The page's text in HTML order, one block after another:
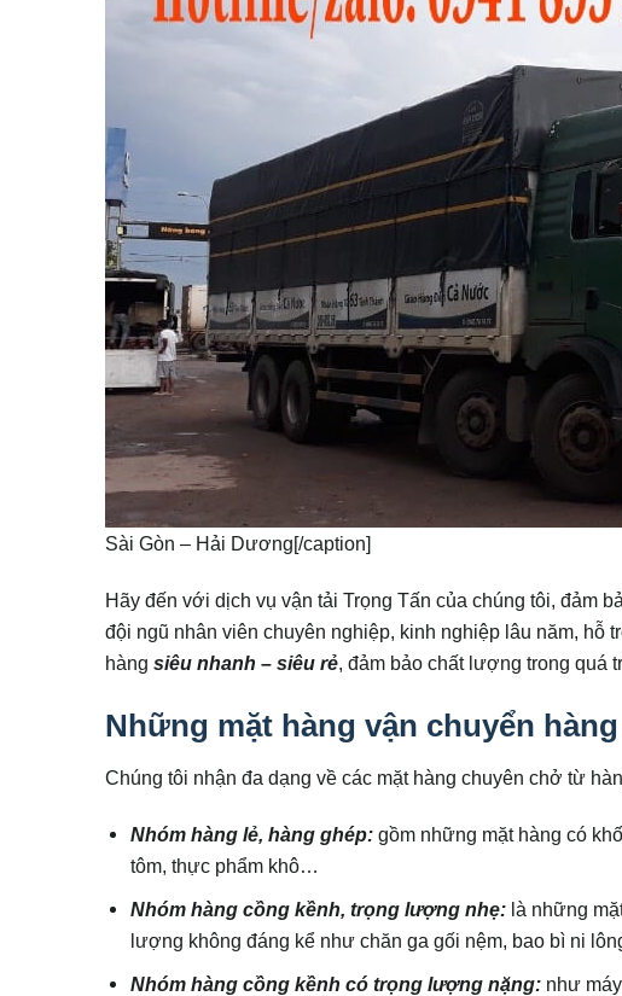
Sài Gòn – Hải Dương[/caption]
Hãy đến với dịch vụ vận tải Trọng Tấn của chúng tôi, đảm
đội ngũ nhân viên chuyên nghiệp, kinh nghiệp lâu năm, hỗ
hàng siêu nhanh – siêu rẻ, đảm bảo chất lượng trong quá
Những mặt hàng vận chuyển
Chúng tôi nhận đa dạng về các mặt hàng chuyên chở từ
Nhóm hàng lẻ, hàng ghép:gồm những mặt hàng có
tôm, thực phẩm khô…
Nhóm hàng cồng kềnh, trọng lượng nhẹ: là những
lượng không đáng kể như chăn ga gối nệm, bao bì ni
Nhóm hàng cồng kềnh có trọng lượng nặng: như